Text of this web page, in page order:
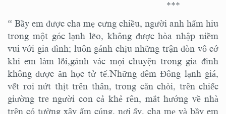
***
“ Bầy em được cha mẹ cưng chiều, người anh hẩm hiu
trong một góc lạnh lẽo, không được hòa nhập niềm
vui với gia đình; luôn gánh chịu những trận đòn vô cớ
khi em làm lỗi,gánh vác mọi chuyện trong gia đình
không được ăn học tử tế.Những đêm Đông lạnh giá,
vết roi nứt thịt trên thân, trong căn chòi, trên chiếc
giường tre người con cả khẻ rên, mắt hướng về nhà
trên có tường xây ấm cúng, nơi ấy, cha mẹ và bầy em